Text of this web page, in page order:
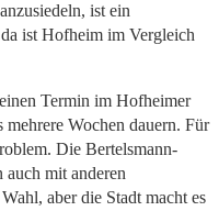
ist ein
ist Hofheim im Vergleich
Termin im Hofheimer
mehrere Wochen dauern. Für
Die Bertelsmann-
auch mit anderen
aber die Stadt macht es